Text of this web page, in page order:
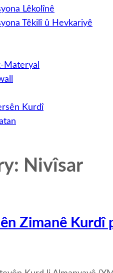
Lêkolînê
Têkilî û Hevkariyê
Materyal
Kurdî
Nivîsar
Zimanê Kurdî